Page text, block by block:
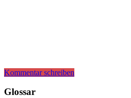
Kommentar schreiben
Glossar